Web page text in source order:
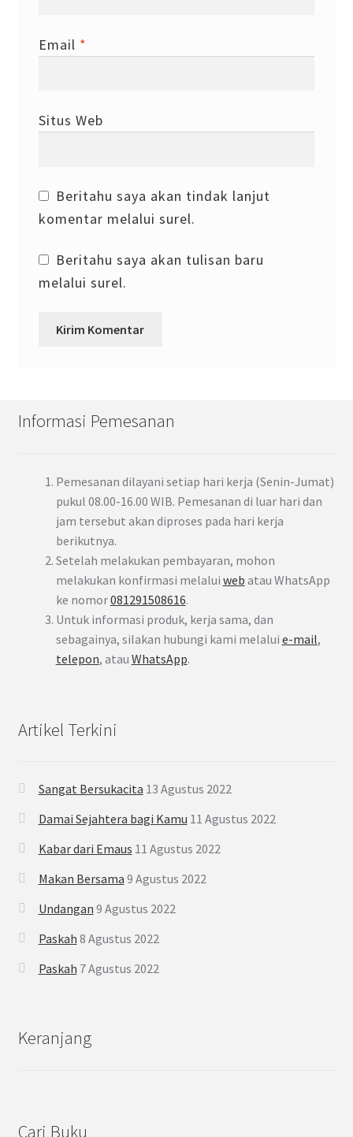
Email *
Situs Web
Beritahu saya akan tindak lanjut
komentar melalui surel.
Beritahu saya akan tulisan baru
melalui surel.
Informasi Pemesanan
Pemesanan dilayani setiap hari kerja (Senin-Jumat)
pukul 08.00-16.00 WIB. Pemesanan di luar hari dan
jam tersebut akan diproses pada hari kerja
berikutnya.
Setelah melakukan pembayaran, mohon
melakukan konfirmasi melalui web atau WhatsApp
ke nomor081291508616.
Untuk informasi produk, kerja sama, dan
sebagainya, silakan hubungi kami melalui e-mail,
telepon, atau WhatsApp.
Artikel Terkini
Sangat Bersukacita 13 Agustus 2022
Damai Sejahtera bagi Kamu 11 Agustus 2022
Kabar dari Emaus 11 Agustus 2022
Makan Bersama 9 Agustus 2022
Undangan 9 Agustus 2022
Paskah 8 Agustus 2022
Paskah 7 Agustus 2022
Keranjang
Cari Buku